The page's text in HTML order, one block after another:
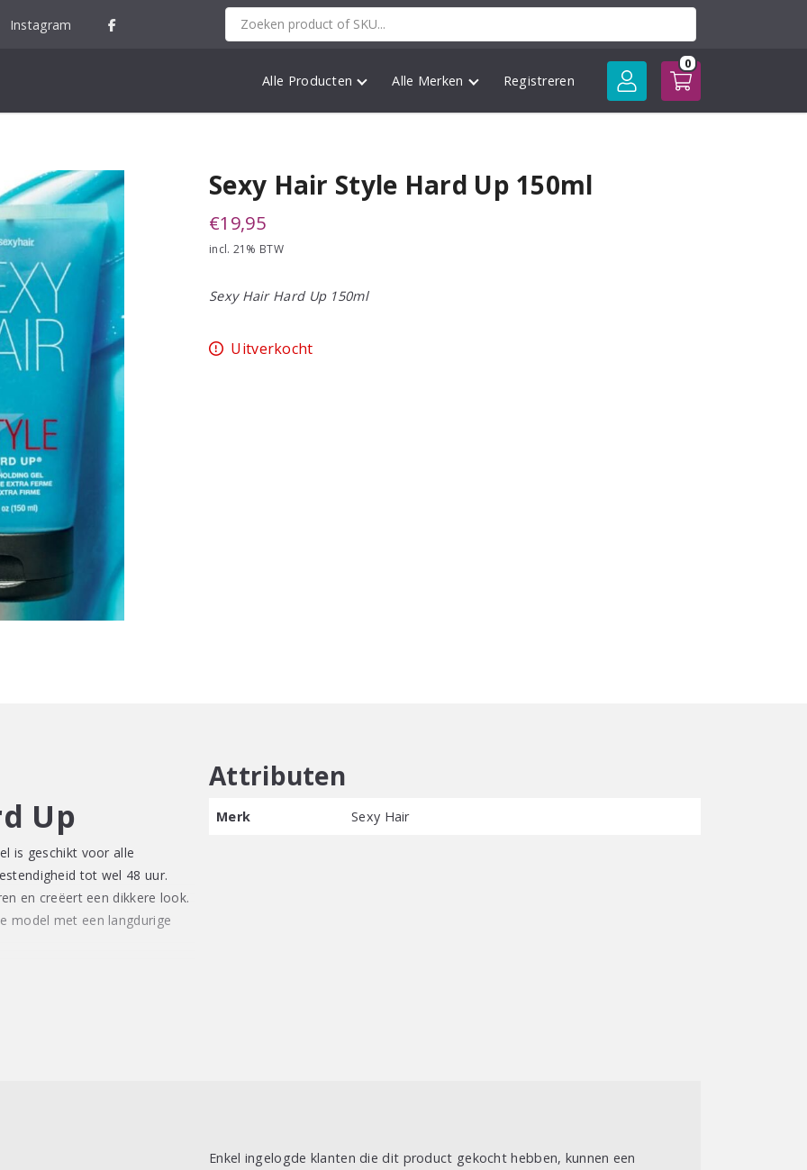
Instagram
Alle Producten Alle Merken Registreren
0
Sexy Hair Style Hard Up 150ml
€19,95
incl. 21% BTW
Sexy Hair Hard Up 150ml
Uitverkocht
Up
is geschikt voor alle
tot wel 48 uur.
en creëert een dikkere look.
model met een langdurige
gels met een sterke
Attributen
Merk Sexy Hair
Enkel ingelogde klanten die dit product gekocht hebben, kunnen een